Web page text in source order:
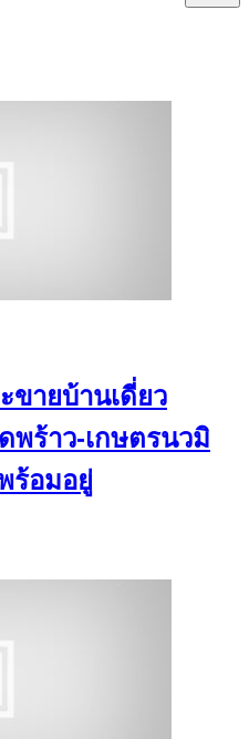
ขายบ้านเดี่ยว
ร้าว-เกษตรนวมิ
ร้อมอยู่